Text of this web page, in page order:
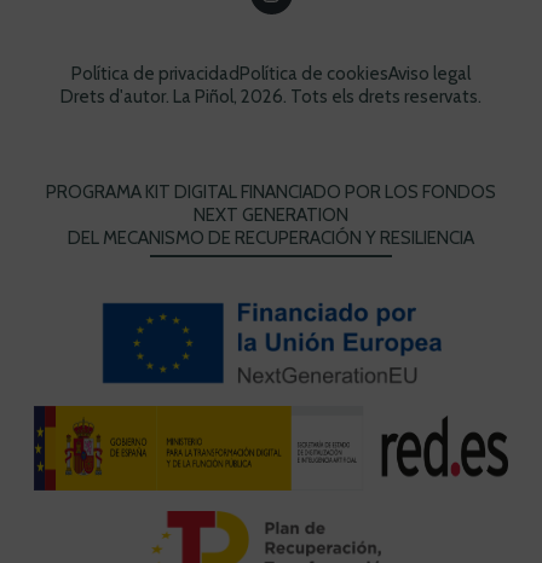
Drets d'autor. La Piñol, 2026. Tots els drets reservats.
Política de privacidadPolítica de cookiesAviso legal
PROGRAMA KIT DIGITAL FINANCIADO POR LOS FONDOS
NEXT GENERATION
DEL MECANISMO DE RECUPERACIÓN Y RESILIENCIA